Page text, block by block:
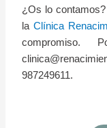
¿Os lo
laClínica
compromiso.
987249611.